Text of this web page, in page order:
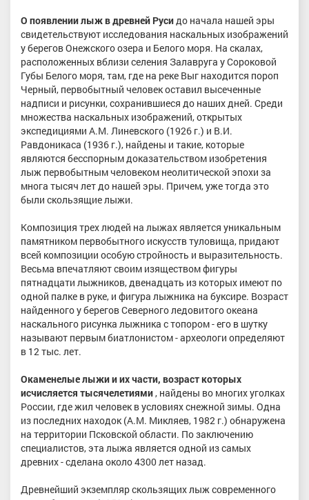
О появлении лыж в древней Русидо начала нашей эры
свидетельствуют исследования наскальных изображений
у берегов Онежского озера и Белого моря. На скалах,
расположенных вблизи селения Залавруга у Сороковой
Губы Белого моря, там, где на реке Выг находится пороп
Черный, первобытный человек оставил высеченные
надписи и рисунки, сохранившиеся до наших дней. Среди
множества наскальных изображений, открытых
экспедициями А.М. Линевского (1926 г.) и В.И.
Равдоникаса (1936 г.), найдены и такие, которые
являются бесспорным доказательством изобретения
лыж первобытным человеком неолитической эпохи за
многа тысяч лет до нашей эры. Причем, уже тогда это
были скользящие лыжи.
Композиция трех людей на лыжах является уникальным
памятником первобытного искусств туловища, придают
всей композиции особую стройность и выразительность.
Весьма впечатляют своим изяществом фигуры
пятнадцати лыжников, двенадцать из которых имеют по
одной палке в руке, и фигура лыжника на буксире. Возраст
найденного у берегов Северного ледовитого океана
наскального рисунка лыжника с топором - его в шутку
называют первым биатлонистом - археологи определяют
в 12 тыс. лет.
Окаменелые лыжи и их части, возраст которых
исчисляется тысячелетиями, найдены во многих уголках
России, где жил человек в условиях снежной зимы. Одна
из последних находок (А.М. Микляев, 1982 г.) обнаружена
на территории Псковской области. По заключению
специалистов, эта лыжа является одной из самых
древних - сделана около 4300 лет назад.
Древнейший экземпляр скользящих лыж современного